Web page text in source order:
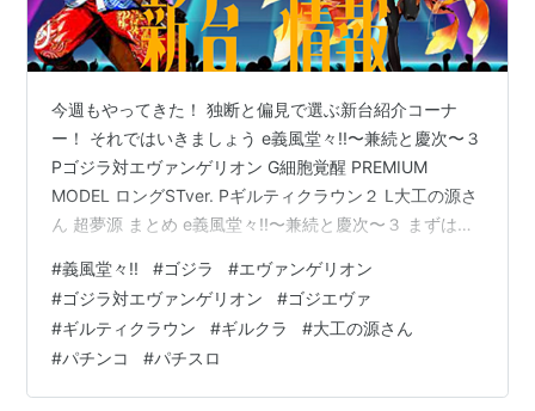
今週もやってきた！ 独断と偏見で選ぶ新台紹介コーナ
ー！ それではいきましょう e義風堂々!!〜兼続と慶次〜３
Pゴジラ対エヴァンゲリオン G細胞覚醒 PREMIUM
MODEL ロングSTver. Pギルティクラウン２ L大工の源さ
ん 超夢源 まとめ e義風堂々!!〜兼続と慶次〜３ まずはス
らをどうぞ ３０００発が７０％でループするってどうや
ったんだろな。 と思っていいたのですが、総量規制が変
更されていましたね。 導入日は、１０月２日 Pゴジラ対
エヴァンゲリオン G細胞覚醒 PREMIUM MODEL ロング
STver. 続いてゴジエヴァ …
#義風堂々!! #ゴジラ #エヴァンゲリオン
#ゴジラ対エヴァンゲリオン #ゴジエヴァ
#ギルティクラウン #ギルクラ #大工の源さん
#パチンコ #パチスロ